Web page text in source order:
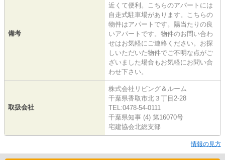
備考
近くて便利。こちらのアパートには
自走式駐車場があります。こちらの
物件はアパートです。陽当たりの良
いアパートです。物件のお問い合わ
せはお気軽にご連絡ください。お探
しいただいた物件でご不明な点がご
ざいました場合もお気軽にお問い合
わせ下さい。
取扱会社
株式会社リビング＆ルーム
千葉県香取市北３丁目2-28
TEL:0478-54-0111
千葉県知事 (4) 第16070号
宅建協会北総支部
情報の見方